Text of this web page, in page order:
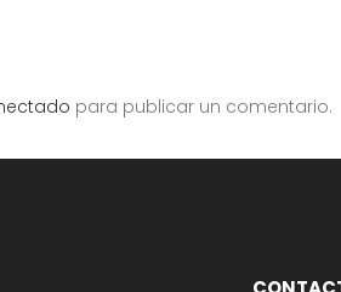
para publicar un comentario.